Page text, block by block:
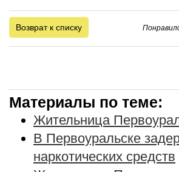
Возврат к списку
Материалы по теме:
Жительница
В Первоуральске
наркотических средств